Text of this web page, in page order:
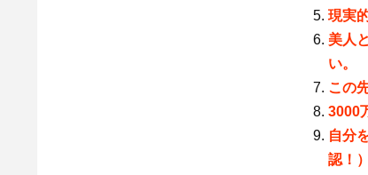
現実
美人
い。
この
3000
自分
認！）